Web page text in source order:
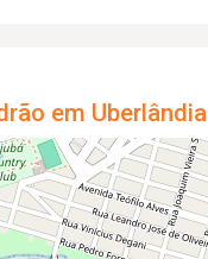
em Uberlândia